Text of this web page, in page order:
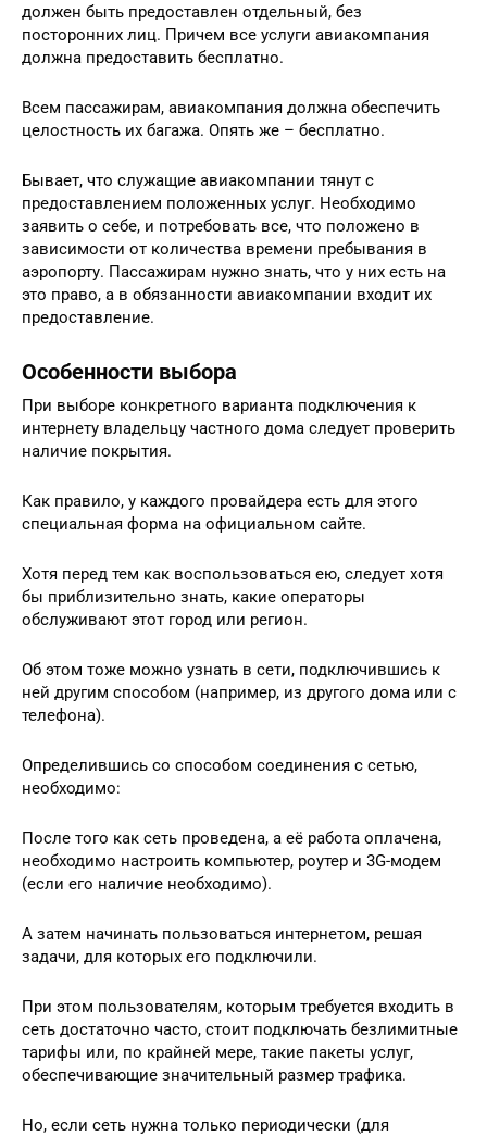
должен быть предоставлен отдельный, без
посторонних лиц. Причем все услуги авиакомпания
должна предоставить бесплатно.
Всем пассажирам, авиакомпания должна обеспечить
целостность их багажа. Опять же – бесплатно.
Бывает, что служащие авиакомпании тянут с
предоставлением положенных услуг. Необходимо
заявить о себе, и потребовать все, что положено в
зависимости от количества времени пребывания в
аэропорту. Пассажирам нужно знать, что у них есть на
это право, а в обязанности авиакомпании входит их
предоставление.
Особенности выбора
При выборе конкретного варианта подключения к
интернету владельцу частного дома следует проверить
наличие покрытия.
Как правило, у каждого провайдера есть для этого
специальная форма на официальном сайте.
Хотя перед тем как воспользоваться ею, следует хотя
бы приблизительно знать, какие операторы
обслуживают этот город или регион.
Об этом тоже можно узнать в сети, подключившись к
ней другим способом (например, из другого дома или с
телефона).
Определившись со способом соединения с сетью,
необходимо:
После того как сеть проведена, а её работа оплачена,
необходимо настроить компьютер, роутер и 3G-модем
(если его наличие необходимо).
А затем начинать пользоваться интернетом, решая
задачи, для которых его подключили.
При этом пользователям, которым требуется входить в
сеть достаточно часто, стоит подключать безлимитные
тарифы или, по крайней мере, такие пакеты услуг,
обеспечивающие значительный размер трафика.
Но, если сеть нужна только периодически (для